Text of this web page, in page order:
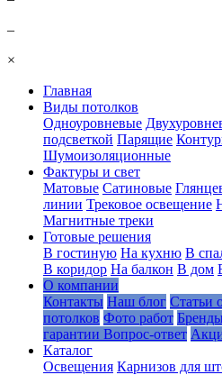
–
×
Главная
Виды потолков
Одноуровневые
подсветкой Парящие
Шумоизоляционные
Фактуры и свет
Матовые Сатиновые
линии Трековое освещение
Магнитные треки
Готовые решения
В гостиную На кухню В
В коридор На балкон В дом
О компании
Контакты Наш блог Статьи
потолков Фото работ
гарантии Вопрос-ответ
Каталог
Освещения Карнизов для